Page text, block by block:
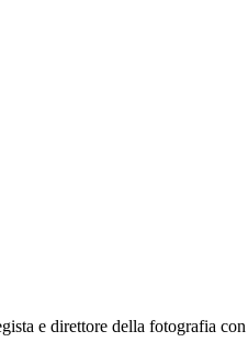
e direttore della fotografia